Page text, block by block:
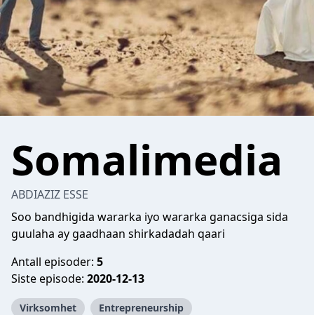
Somalimedia
ABDIAZIZ ESSE
Soo bandhigida wararka iyo wararka ganacsiga sida
guulaha ay gaadhaan shirkadadah qaari
Antall episoder: 5
Siste episode: 2020-12-13
Virksomhet Entrepreneurship